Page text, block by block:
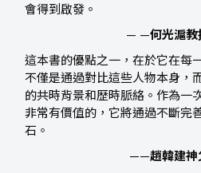
會得到啟發。
— —何光滬教
這本書的優點之一，在於它在每
不僅是通過對比這些人物本身，
的共時背景和歷時脈絡。作為一
非常有價值的，它將通過不斷完
石。
——趙韓建神